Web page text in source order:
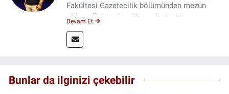
Fakültesi Gazetecilik bölümünden mezun
oldum. Üniversite yıllarımda 4 yıl boyunca
saha deneyimi kazandım. 2023 yılından beri
Genç Gazete'de okurlarımıza haber
Devam Et
Bunlar da ilginizi çekebilir